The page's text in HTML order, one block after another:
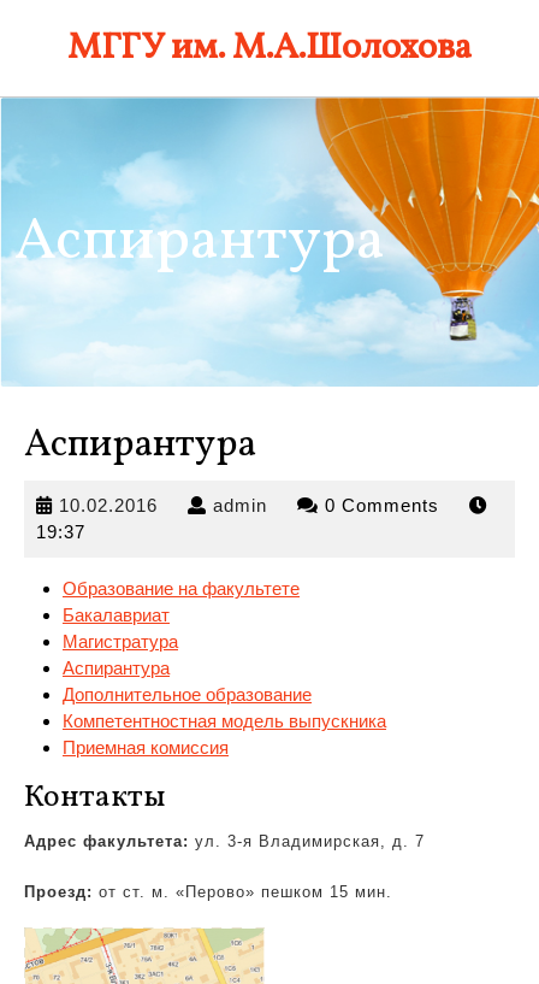
МГГУ им. М.А.Шолохова
Аспирантура
Аспирантура
10.02.2016 10.02.2016
admin admin 0 Comments
19:37
Образование на факультете
Бакалавриат
Магистратура
Аспирантура
Дополнительное образование
Компетентностная модель выпускника
Приемная комиссия
Контакты
Адрес факультета: ул. 3-я Владимирская, д. 7
Проезд: от ст. м. «Перово» пешком 15 мин.